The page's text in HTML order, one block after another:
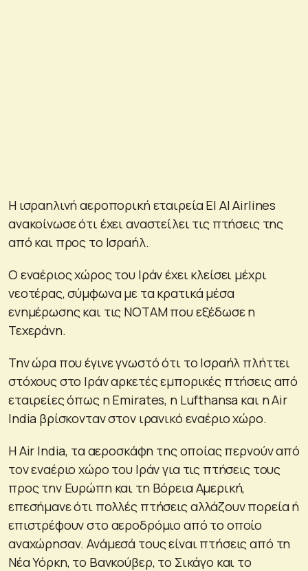
Η ισραηλινή αεροπορική εταιρεία El Al Airlines
ανακοίνωσε ότι έχει αναστείλει τις πτήσεις της
από και προς το Ισραήλ.
Ο εναέριος χώρος του Ιράν έχει κλείσει μέχρι
νεοτέρας, σύμφωνα με τα κρατικά μέσα
ενημέρωσης και τις NOTAM που εξέδωσε η
Τεχεράνη.
Την ώρα που έγινε γνωστό ότι το Ισραήλ πλήττει
στόχους στο Ιράν αρκετές εμπορικές πτήσεις από
εταιρείες όπως η Emirates, η Lufthansa και η Air
India βρίσκονταν στον ιρανικό εναέριο χώρο.
Η Air India, τα αεροσκάφη της οποίας περνούν από
τον εναέριο χώρο του Ιράν για τις πτήσεις τους
προς την Ευρώπη και τη Βόρεια Αμερική,
επεσήμανε ότι πολλές πτήσεις αλλάζουν πορεία ή
επιστρέφουν στο αεροδρόμιο από το οποίο
αναχώρησαν. Ανάμεσά τους είναι πτήσεις από τη
Νέα Υόρκη, το Βανκούβερ, το Σικάγο και το